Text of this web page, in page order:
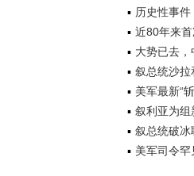
历史性事
近80年来
大势已去，
叙总统沙拉
美军最新“
叙利亚为组
叙总统破冰
美军司令罕